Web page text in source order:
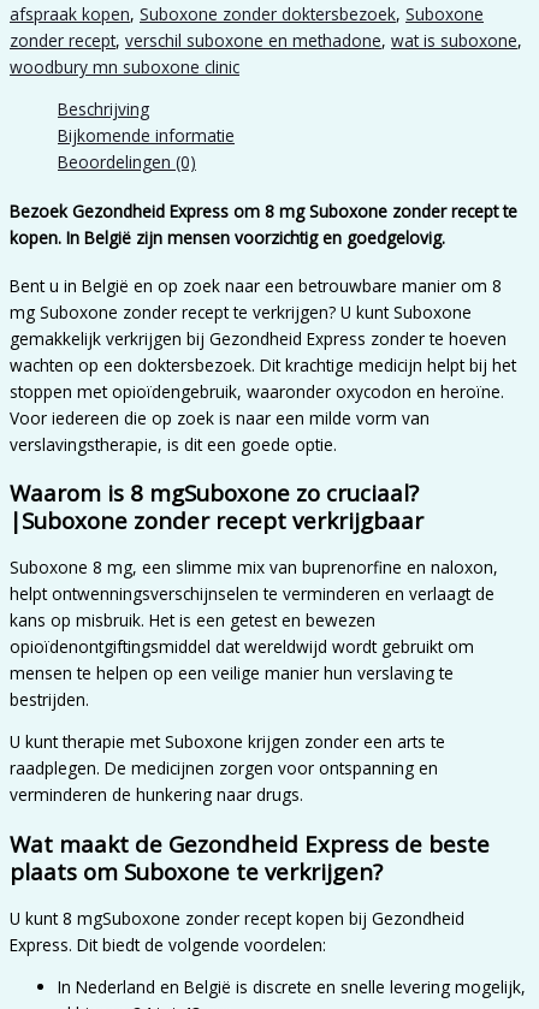
afspraak kopen, Suboxone zonder doktersbezoek, Suboxone
zonder recept, verschil suboxone en methadone, wat is suboxone,
woodbury mn suboxone clinic
Beschrijving
Bijkomende informatie
Beoordelingen (0)
Bezoek Gezondheid Express om 8 mg Suboxone zonder recept te
kopen. In België zijn mensen voorzichtig en goedgelovig.
Bent u in België en op zoek naar een betrouwbare manier om 8
mg Suboxone zonder recept te verkrijgen? U kunt Suboxone
gemakkelijk verkrijgen bij Gezondheid Express zonder te hoeven
wachten op een doktersbezoek. Dit krachtige medicijn helpt bij het
stoppen met opioïdengebruik, waaronder oxycodon en heroïne.
Voor iedereen die op zoek is naar een milde vorm van
verslavingstherapie, is dit een goede optie.
Waarom is 8 mgSuboxone zo cruciaal?
|Suboxone zonder recept verkrijgbaar
Suboxone 8 mg, een slimme mix van buprenorfine en naloxon,
helpt ontwenningsverschijnselen te verminderen en verlaagt de
kans op misbruik. Het is een getest en bewezen
opioïdenontgiftingsmiddel dat wereldwijd wordt gebruikt om
mensen te helpen op een veilige manier hun verslaving te
bestrijden.
U kunt therapie met Suboxone krijgen zonder een arts te
raadplegen. De medicijnen zorgen voor ontspanning en
verminderen de hunkering naar drugs.
Wat maakt de Gezondheid Express de beste
plaats om Suboxone te verkrijgen?
U kunt 8 mgSuboxone zonder recept kopen bij Gezondheid
Express. Dit biedt de volgende voordelen:
In Nederland en België is discrete en snelle levering mogelijk,